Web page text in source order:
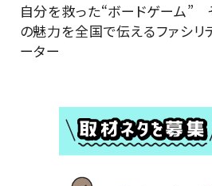
自分を救った“ボードゲーム”
の魅力を全国で伝えるファシリ
ーター